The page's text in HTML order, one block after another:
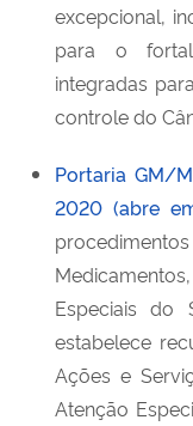
excepcional,
para o
integradas
controle do
Portaria GM/
2020 (abre
Especiais do
estabelece
Ações e
Atenção